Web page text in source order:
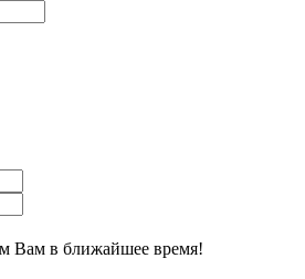
Вам в ближайшее время!